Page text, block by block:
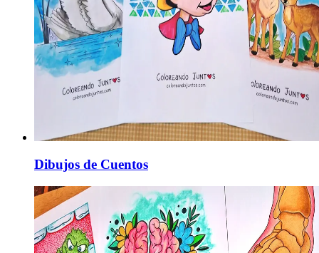
Dibujos de Cuentos